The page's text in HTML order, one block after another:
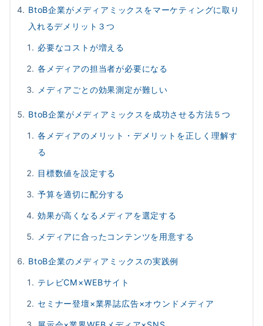
BtoB企業がメディアミックスをマーケティングに取り
入れるデメリット３つ
必要なコストが増える
各メディアの担当者が必要になる
メディアごとの効果測定が難しい
BtoB企業がメディアミックスを成功させる方法５つ
各メディアのメリット・デメリットを正しく理解す
る
目標数値を設定する
予算を適切に配分する
効果が高くなるメディアを選定する
メディアに合ったコンテンツを用意する
BtoB企業のメディアミックスの実践例
テレビCM×WEBサイト
セミナー登壇×業界誌広告×オウンドメディア